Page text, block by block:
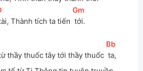
Thành tích ta tiến
[
Gm
tới.
thầy thuốc tây tới thầy thuốc
[Bb
ta,